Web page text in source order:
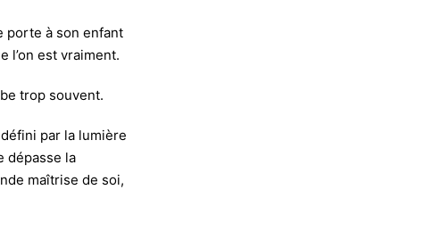
porte à son enfant
l’on est vraiment.
trop souvent.
par la lumière
dépasse la
maîtrise de soi,